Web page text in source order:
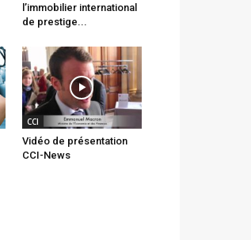
l’immobilier international
de prestige...
CCI
Vidéo de présentation
CCI-News